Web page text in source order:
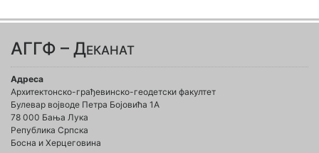
АГГФ – Деканат
Адреса
Архитектонско-грађевинско-геодетски факултет
Булевар војводе Петра Бојовића 1A
78 000 Бања Лука
Република Српска
Босна и Херцеговина